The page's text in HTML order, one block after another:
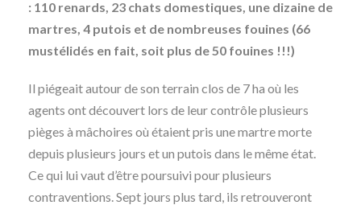
: 110 renards, 23 chats domestiques, une dizaine de
martres, 4 putois et de nombreuses fouines (66
mustélidés en fait, soit plus de 50 fouines !!!)
Il piégeait autour de son terrain clos de 7 ha où les
agents ont découvert lors de leur contrôle plusieurs
pièges à mâchoires où étaient pris une martre morte
depuis plusieurs jours et un putois dans le même état.
Ce qui lui vaut d’être poursuivi pour plusieurs
contraventions. Sept jours plus tard, ils retrouveront